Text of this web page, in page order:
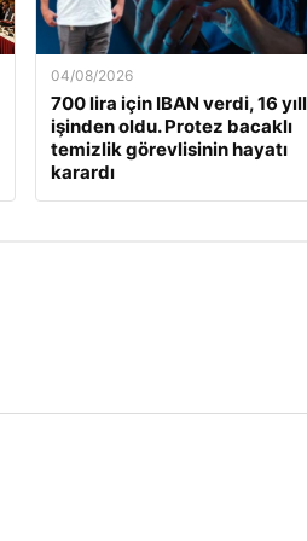
04/08/2026
700 lira için IBAN verdi, 16
işinden oldu. Protez bacaklı
temizlik görevlisinin hayatı
karardı